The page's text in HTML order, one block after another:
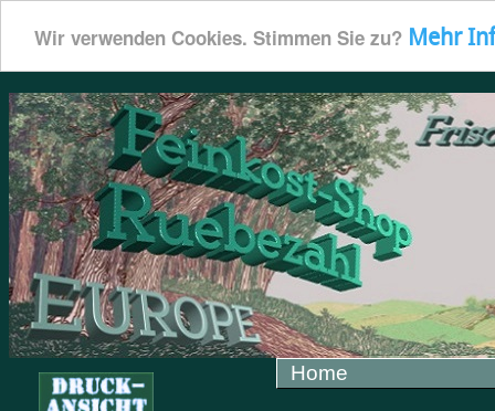
Wir verwenden Cookies. Stimmen Sie zu? Mehr
Home